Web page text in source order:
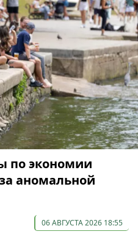
по экономии
аномальной
06 АВГУСТА 2026 18:55